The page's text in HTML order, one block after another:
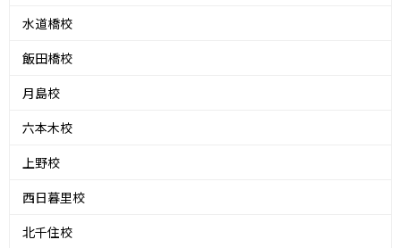
水道橋校
飯田橋校
月島校
六本木校
上野校
西日暮里校
北千住校